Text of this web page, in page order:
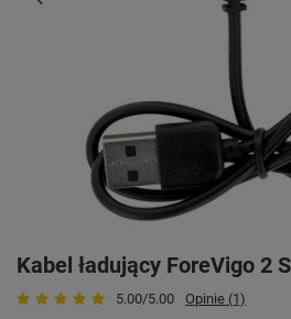
Kabel ładujący ForeVigo 2
5.00/5.00 Opinie (1)